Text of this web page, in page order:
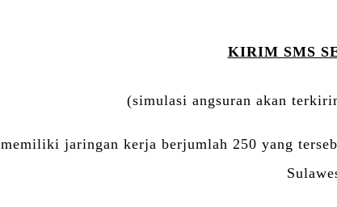
KIRIM SMS
(simulasi angsuran akan
jaringan kerja berjumlah 250 yang